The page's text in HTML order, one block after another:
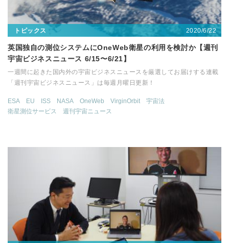
トピックス 2020/6/22
英国独自の測位システムにOneWeb衛星の利用を検討か【週刊
宇宙ビジネスニュース 6/15〜6/21】
一週間に起きた国内外の宇宙ビジネスニュースを厳選してお届けする連載
「週刊宇宙ビジネスニュース」は毎週月曜日更新！
ESA EU ISS NASA OneWeb VirginOrbit
宇宙法
衛星測位サービス
週刊宇宙ニュース